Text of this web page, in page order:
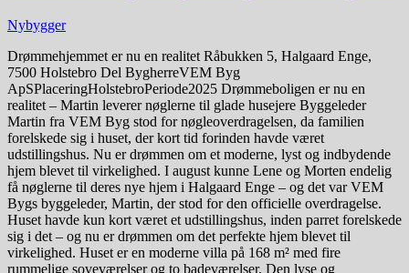
Nybygger
Drømmehjemmet er nu en realitet Råbukken 5, Halgaard Enge,
7500 Holstebro Del BygherreVEM Byg
ApSPlaceringHolstebroPeriode2025 Drømmeboligen er nu en
realitet – Martin leverer nøglerne til glade husejere Byggeleder
Martin fra VEM Byg stod for nøgleoverdragelsen, da familien
forelskede sig i huset, der kort tid forinden havde været
udstillingshus. Nu er drømmen om et moderne, lyst og indbydende
hjem blevet til virkelighed. I august kunne Lene og Morten endelig
få nøglerne til deres nye hjem i Halgaard Enge – og det var VEM
Bygs byggeleder, Martin, der stod for den officielle overdragelse.
Huset havde kun kort været et udstillingshus, inden parret forelskede
sig i det – og nu er drømmen om det perfekte hjem blevet til
virkelighed. Huset er en moderne villa på 168 m² med fire
rummelige soveværelser og to badeværelser. Den lyse og